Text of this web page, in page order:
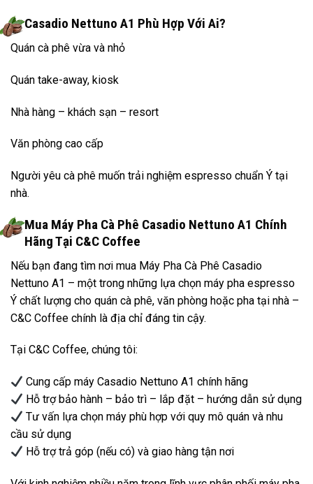
Casadio Nettuno A1 Phù Hợp Với Ai?
Quán cà phê vừa và nhỏ
Quán take-away, kiosk
Nhà hàng – khách sạn – resort
Văn phòng cao cấp
Người yêu cà phê muốn trải nghiệm espresso chuẩn Ý tại
nhà.
Mua Máy Pha Cà Phê Casadio Nettuno A1 Chính
Hãng Tại C&C Coffee
Nếu bạn đang tìm nơi mua Máy Pha Cà Phê Casadio
Nettuno A1 – một trong những lựa chọn máy pha espresso
Ý chất lượng cho quán cà phê, văn phòng hoặc pha tại nhà –
C&C Coffee chính là địa chỉ đáng tin cậy.
Tại C&C Coffee, chúng tôi:
Cung cấp máy Casadio Nettuno A1 chính hãng
Hỗ trợ bảo hành – bảo trì – lắp đặt – hướng dẫn sử dụng
Tư vấn lựa chọn máy phù hợp với quy mô quán và nhu
cầu sử dụng
Hỗ trợ trả góp (nếu có) và giao hàng tận nơi